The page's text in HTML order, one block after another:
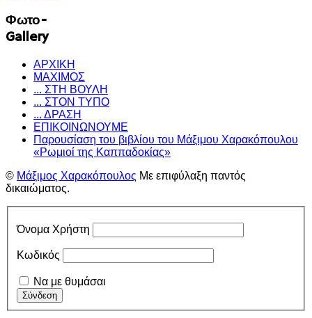
Φωτο-
Gallery
ΑΡΧΙΚΗ
ΜΑΧΙΜΟΣ
... ΣΤΗ ΒΟΥΛΗ
... ΣΤΟΝ ΤΥΠΟ
... ΔΡΑΣΗ
ΕΠΙΚΟΙΝΩΝΟΥΜΕ
Παρουσίαση του βιβλίου του Μάξιμου Χαρακόπουλου
«Ρωμιοί της Καππαδοκίας»
© Μάξιμος Χαρακόπουλος Με επιφύλαξη παντός
δικαιώματος.
Όνομα Χρήστη
Κωδικός
Να με θυμάσαι